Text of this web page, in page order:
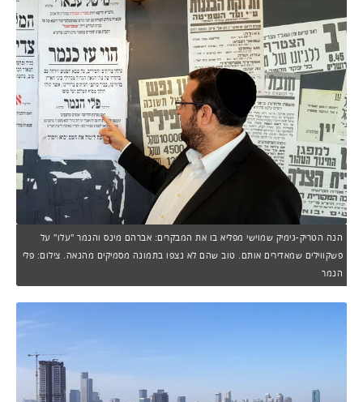
הנה הטריק-גימיק שמוישי מפליא בו את המבקרים: אברהם מינס והנמר "עלו" על
פשקווילים שמאדירים אותם. טוב שהם לא נצפו בתמונה מסמיקים מהנאה. צילום: פלי
הנמר